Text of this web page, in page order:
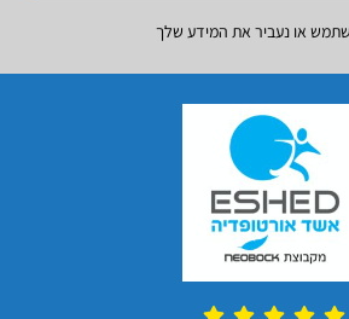
או נעביר את המידע שלך